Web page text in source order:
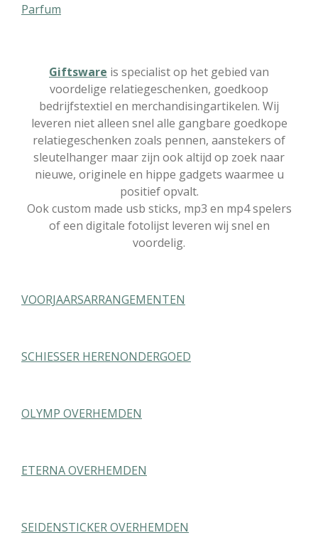
Parfum
Giftsware is specialist op het gebied van
voordelige relatiegeschenken, goedkoop
bedrijfstextiel en merchandisingartikelen. Wij
leveren niet alleen snel alle gangbare goedkope
relatiegeschenken zoals pennen, aanstekers of
sleutelhanger maar zijn ook altijd op zoek naar
nieuwe, originele en hippe gadgets waarmee u
positief opvalt.
Ook custom made usb sticks, mp3 en mp4 spelers
of een digitale fotolijst leveren wij snel en
voordelig.
VOORJAARSARRANGEMENTEN
SCHIESSER HERENONDERGOED
OLYMP OVERHEMDEN
ETERNA OVERHEMDEN
SEIDENSTICKER OVERHEMDEN